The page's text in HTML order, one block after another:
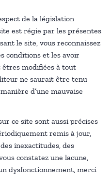
de la législation
est régie par les présentes
le site, vous reconnaissez
conditions et les avoir
êtres modifiées à tout
ne saurait être tenu
d’une mauvaise
ce site sont aussi précises
remis à jour,
inexactitudes, des
constatez une lacune,
dysfonctionnement, merci